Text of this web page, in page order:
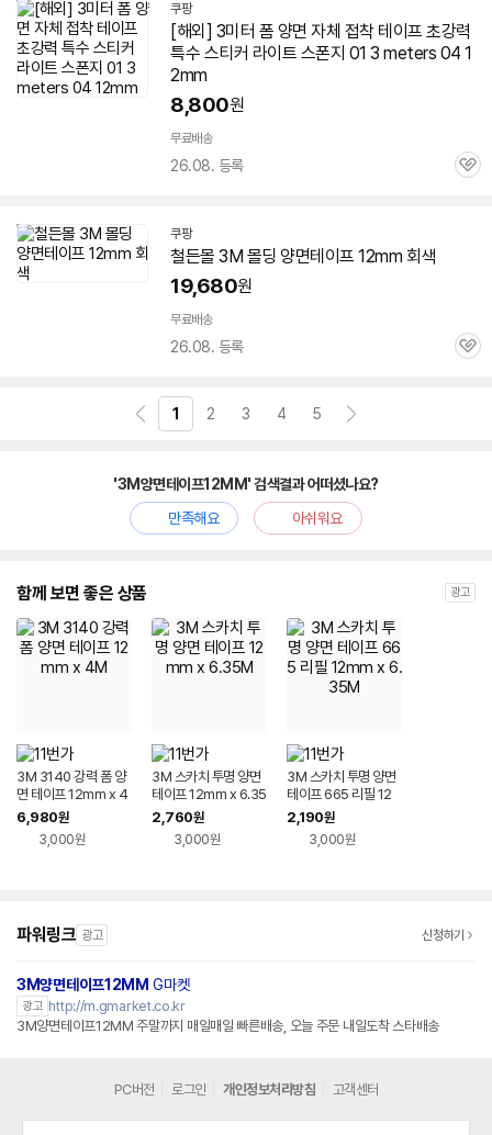
쿠팡
[해외] 3미터 폼 양면 자체 접착 테이프 초강력
특수 스티커 라이트 스폰지 01 3 meters 04 1
2mm
8,800원
무료배송
26.08. 등록
관
쿠팡
철든몰 3M 몰딩 양면테이프 12mm 회색
19,680원
무료배송
26.08. 등록
관
1 2 3 4 5
'3M양면테이프12MM' 검색결과 어떠셨나요?
만족해요
아쉬워요
함께 보면 좋은 상품 광고
3M 3140 강력 폼 양
면 테이프 12mm x 4
M
6,980원
3,000원
3M 스카치 투명 양면
테이프 12mm x 6.35
M
2,760원
3,000원
3M 스카치 투명 양면
테이프 665 리필 12
mm x 6.35M
2,190원
3,000원
파워링크 광고 신청하기
3M양면테이프12MM G마켓
광고 http://m.gmarket.co.kr
3M양면테이프12MM 주말까지 매일매일 빠른배송, 오늘 주문 내일도착 스타배송
PC버전 로그인 개인정보처리방침 고객센터